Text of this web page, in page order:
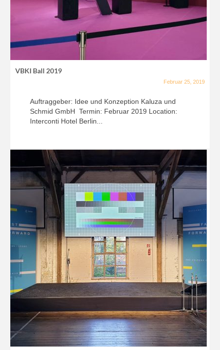
VBKI Ball 2019
Februar 25, 2019
Auftraggeber: Idee und Konzeption Kaluza und
Schmid GmbH Termin: Februar 2019 Location:
Interconti Hotel Berlin...